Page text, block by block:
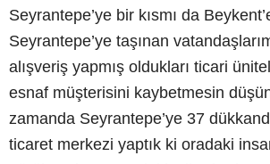
Seyrantepe’ye bir kısmı da
Seyrantepe’ye taşınan
alışveriş yapmış oldukları ticari
esnaf müşterisini kaybetmesin
zamanda Seyrantepe’ye 37
ticaret merkezi yaptık ki oradaki